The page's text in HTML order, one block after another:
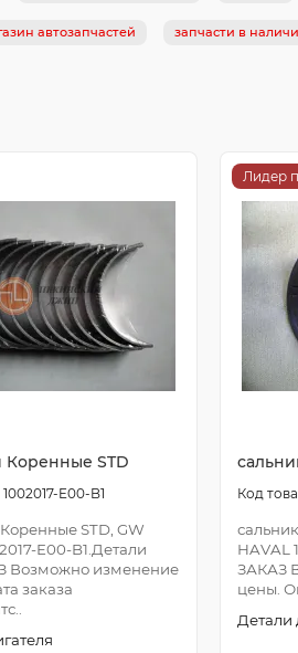
автозапчастей запчасти в
STD
1002017-E00-B1
STD, GW
E00-B1.Детали
Возможно изменение
заказа
Лидер
HAVAL
ЗАКАЗ
цены.
Детали